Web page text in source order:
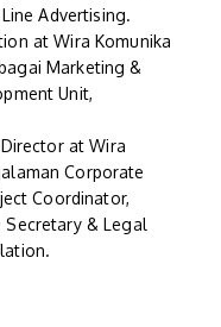
Advertising.
at Wira Komunika
Marketing &
Unit,
at Wira
Corporate
Coordinator,
& Legal